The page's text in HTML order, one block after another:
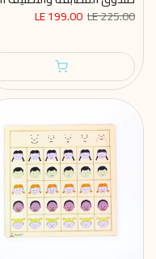
LE 225.00
LE 199.00